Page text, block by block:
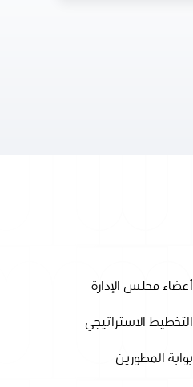
أعضاء مجلس الإدارة
التخطيط الاستراتيجي
بوابة المطورين